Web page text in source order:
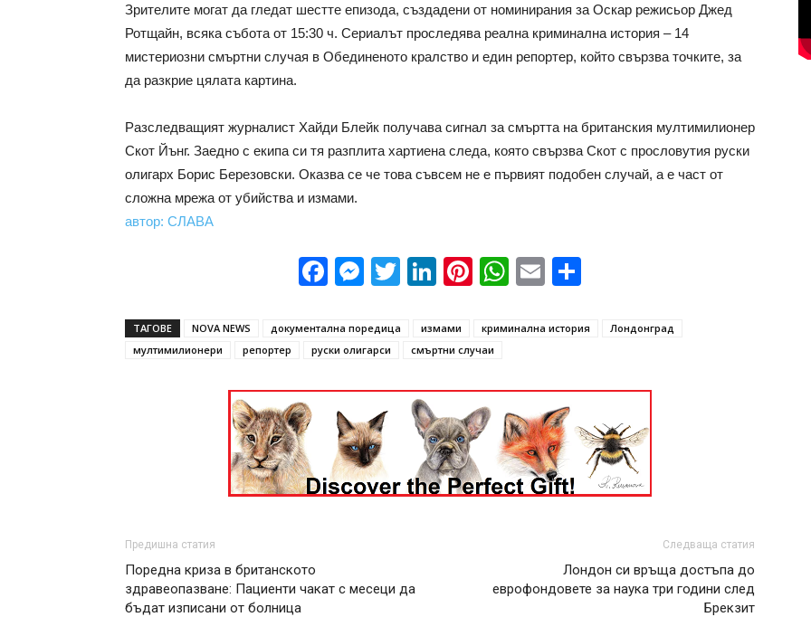
Зрителите могат да гледат шестте епизода, създадени от номинирания за Оскар режисьор Джед
Ротщайн, всяка събота от 15:30 ч. Сериалът проследява реална криминална история – 14
мистериозни смъртни случая в Обединеното кралство и един репортер, който свързва точките, за
да разкрие цялата картина.
Разследващият журналист Хайди Блейк получава сигнал за смъртта на британския мултимилионер
Скот Йънг. Заедно с екипа си тя разплита хартиена следа, която свързва Скот с прословутия руски
олигарх Борис Березовски. Оказва се че това съвсем не е първият подобен случай, а е част от
сложна мрежа от убийства и измами.
автор: СЛАВА
Facebook
Messenger
Twitter
LinkedIn
Pinterest
WhatsApp
Email
ТАГОВЕ NOVA NEWS документална поредица измами криминална история
Лондонград
мултимилионери
репортер руски олигарси смъртни случаи
Предишна статия
Поредна криза в британското
здравеопазване: Пациенти чакат с месеци да
бъдат изписани от болница
Следваща статия
Лондон си връща достъпа до
еврофондовете за наука три години след
Брекзит